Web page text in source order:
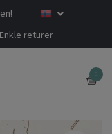
returer
0